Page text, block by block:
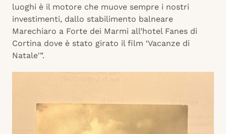
luoghi è il motore che muove sempre i nostri
investimenti, dallo stabilimento balneare
Marechiaro a Forte dei Marmi all’hotel Fanes di
Cortina dove è stato girato il film ‘Vacanze di
Natale'”.